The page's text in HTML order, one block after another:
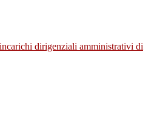
dirigenziali amministrativi di